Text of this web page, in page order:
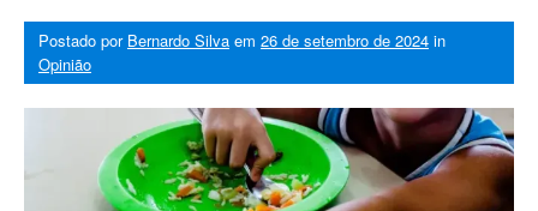
Postado por Bernardo Silva em 26 de setembro de 2024 in
Opinião